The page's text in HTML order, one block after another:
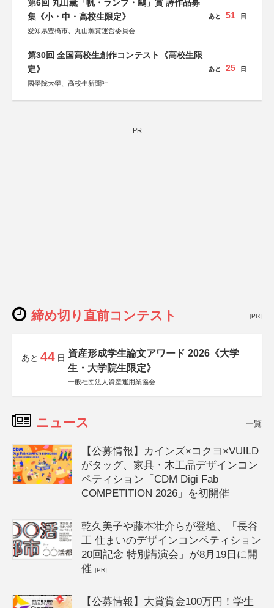
第6回 丸山薫「帆・ランプ・鷗」賞 詩作品募
集《小・中・高校生限定》
愛知県豊橋市、丸山薫賞運営委員会
あと 51 日
第30回 全国高校生創作コンテスト《高校生限
定》
國學院大學、高校生新聞社
あと 25 日
PR
締め切り直前コンテスト [PR]
あと 44 日 資産形成学生論文アワード 2026《大学
生・大学院生限定》
一般社団法人資産運用業協会
ニュース 一覧
【公募情報】カインズ×コクヨ×VUILD
がタッグ、家具・木工品デザインコン
ペティション「CDM Digi Fab
COMPETITION 2026」を初開催
乾久美子や藤本壮介らが登壇、「長谷
工 住まいのデザインコンペティション
20回記念 特別講演会」が8月19日に開
催[PR]
【公募情報】大賞賞金100万円！学生